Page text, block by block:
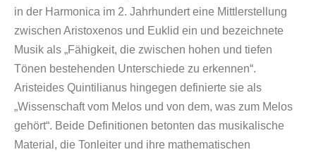
in der Harmonica im 2. Jahrhundert eine Mittlerstellung
zwischen Aristoxenos und Euklid ein und bezeichnete
Musik als „Fähigkeit, die zwischen hohen und tiefen
Tönen bestehenden Unterschiede zu erkennen“.
Aristeides Quintilianus hingegen definierte sie als
„Wissenschaft vom Melos und von dem, was zum Melos
gehört“. Beide Definitionen betonten das musikalische
Material, die Tonleiter und ihre mathematischen